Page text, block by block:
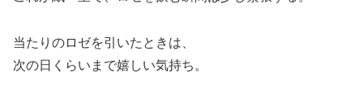
当たりのロゼを引いたときは、
次の日くらいまで嬉しい気持ち。